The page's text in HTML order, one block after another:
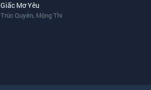
Giấc Mơ Yêu
Trúc Quyên, Mộng Thi